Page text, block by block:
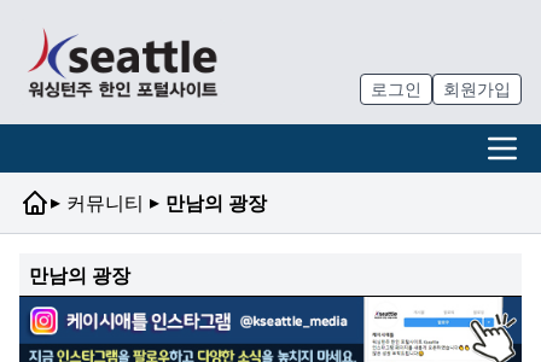
로그인 회원가입
▸ 커뮤니티 ▸ 만남의 광장
만남의 광장